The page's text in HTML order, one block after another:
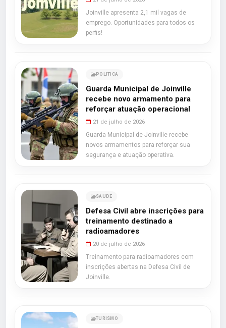
Joinville apresenta 2,1 mil vagas de
emprego. Oportunidades para todos os
perfis!
POLITICA
Guarda Municipal de Joinville
recebe novo armamento para
reforçar atuação operacional
21 de julho de 2026
Guarda Municipal de Joinville recebe
novos armamentos para reforçar sua
segurança e atuação operativa.
SAÚDE
Defesa Civil abre inscrições para
treinamento destinado a
radioamadores
20 de julho de 2026
Treinamento para radioamadores com
inscrições abertas na Defesa Civil de
Joinville.
TURISMO